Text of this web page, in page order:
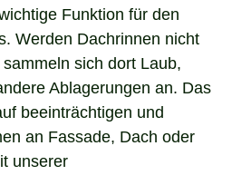
Funktion für den
Werden Dachrinnen nicht
sich dort Laub,
Ablagerungen an. Das
beeinträchtigen und
an Fassade, Dach oder
unserer